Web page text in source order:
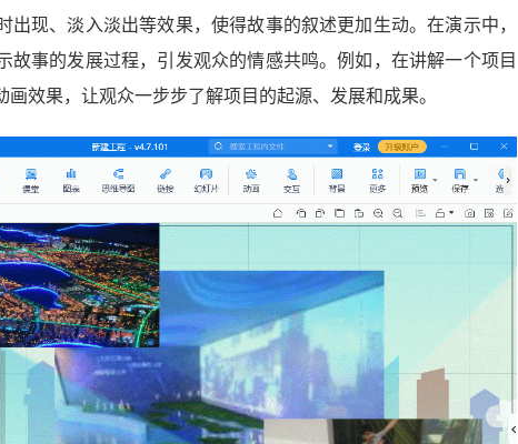
出现、淡入淡出等效果，使得故事的叙述更加生动。在演示中，
故事的发展过程，引发观众的情感共鸣。例如，在讲解一个项目
效果，让观众一步步了解项目的起源、发展和成果。